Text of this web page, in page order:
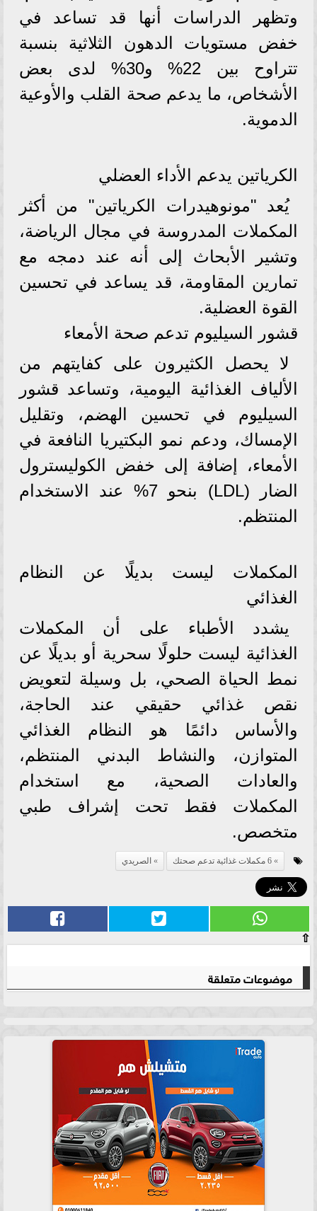
وتظهر الدراسات أنها قد تساعد في
خفض مستويات الدهون الثلاثية بنسبة
تتراوح بين 22% و30% لدى بعض
الأشخاص، ما يدعم صحة القلب والأوعية
الدموية.
الكرياتين يدعم الأداء العضلي
يُعد "مونوهيدرات الكرياتين" من أكثر
المكملات المدروسة في مجال الرياضة،
وتشير الأبحاث إلى أنه عند دمجه مع
تمارين المقاومة، قد يساعد في تحسين
القوة العضلية.
قشور السيليوم تدعم صحة الأمعاء
لا يحصل الكثيرون على كفايتهم من
الألياف الغذائية اليومية، وتساعد قشور
السيليوم في تحسين الهضم، وتقليل
الإمساك، ودعم نمو البكتيريا النافعة في
الأمعاء، إضافة إلى خفض الكوليسترول
الضار (LDL) بنحو 7% عند الاستخدام
المنتظم.
المكملات ليست بديلًا عن النظام
الغذائي
يشدد الأطباء على أن المكملات
الغذائية ليست حلولًا سحرية أو بديلًا عن
نمط الحياة الصحي، بل وسيلة لتعويض
نقص غذائي حقيقي عند الحاجة،
والأساس دائمًا هو النظام الغذائي
المتوازن، والنشاط البدني المنتظم،
والعادات الصحية، مع استخدام
المكملات فقط تحت إشراف طبي
متخصص.
6 مكملات غذائية تدعم صحتك الصريدي
⇧
موضوعات متعلقة